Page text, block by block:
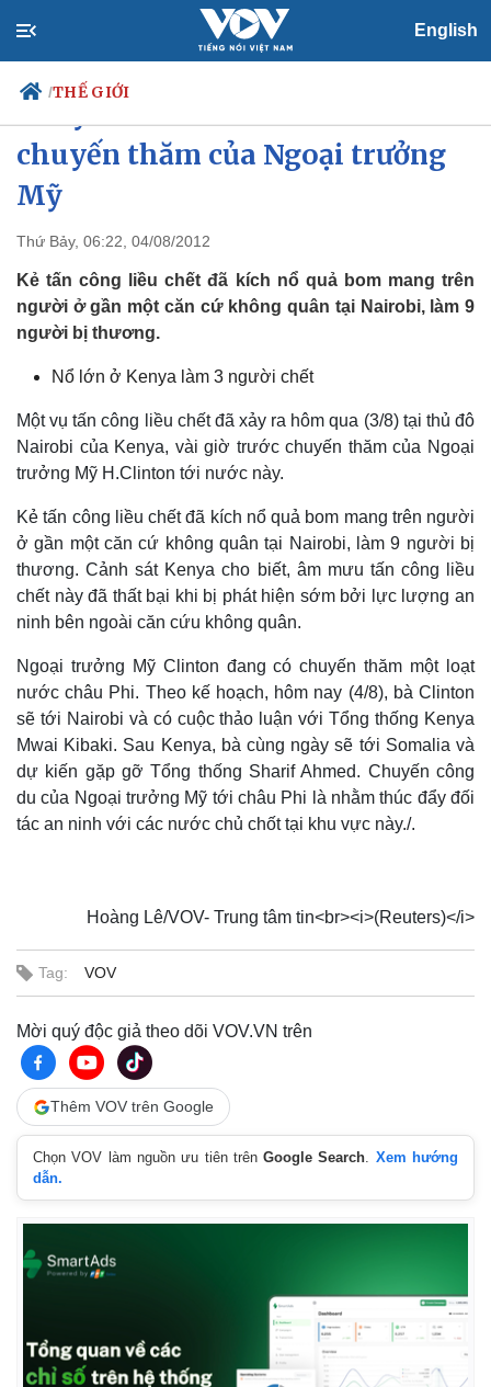
English
/THẾ GIỚI
Chính trị
Đảng
Quốc hội
Nhận diện sự thật
Giáo dục
Dấu ấn VOV
Thế giới
Multimedia
chuyến thăm của Ngoại trưởng
Mỹ
Thứ Bảy, 06:22, 04/08/2012
Kẻ tấn công liều chết đã kích nổ quả bom mang trên
người ở gần một căn cứ không quân tại Nairobi, làm 9
người bị thương.
Nổ lớn ở Kenya làm 3 người chết
Một vụ tấn công liều chết đã xảy ra hôm qua (3/8) tại thủ đô
Nairobi của Kenya, vài giờ trước chuyến thăm của Ngoại
trưởng Mỹ H.Clinton tới nước này.
Kẻ tấn công liều chết đã kích nổ quả bom mang trên người
ở gần một căn cứ không quân tại Nairobi, làm 9 người bị
thương. Cảnh sát Kenya cho biết, âm mưu tấn công liều
chết này đã thất bại khi bị phát hiện sớm bởi lực lượng an
ninh bên ngoài căn cứu không quân.
Ngoại trưởng Mỹ Clinton đang có chuyến thăm một loạt
nước châu Phi. Theo kế hoạch, hôm nay (4/8), bà Clinton
sẽ tới Nairobi và có cuộc thảo luận với Tổng thống Kenya
Mwai Kibaki. Sau Kenya, bà cùng ngày sẽ tới Somalia và
dự kiến gặp gỡ Tổng thống Sharif Ahmed. Chuyến công
du của Ngoại trưởng Mỹ tới châu Phi là nhằm thúc đẩy đối
tác an ninh với các nước chủ chốt tại khu vực này./.
Hoàng Lê/VOV- Trung tâm tin<br><i>(Reuters)</i>
Tag: VOV
Mời quý độc giả theo dõi VOV.VN trên
Thêm VOV trên Google
Chọn VOV làm nguồn ưu tiên trênGoogle Search. Xem hướng
dẫn.